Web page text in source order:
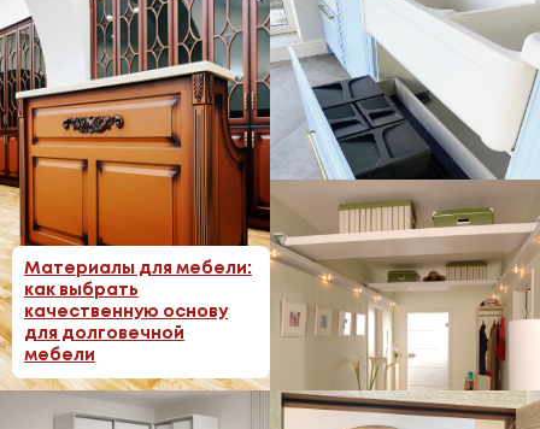
Материалы для мебели:
как выбрать
качественную основу
для долговечной
мебели
Фурнитура для мебели:
как выбрать
качественные
механизмы